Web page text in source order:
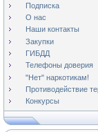
Подписка
О нас
Наши контакты
Закупки
ГИБДД
Телефоны доверия
"Нет" наркотикам!
Противодействие
Конкурсы